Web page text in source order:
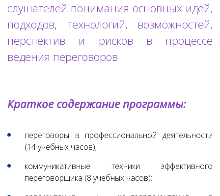
слушателей понимания основных идей,
подходов, технологий, возможностей,
перспектив и рисков в процессе
ведения переговоров
Краткое содержание программы:
переговоры в профессиональной деятельности
(14 учебных часов);
коммуникативные техники эффективного
переговорщика (8 учебных часов);